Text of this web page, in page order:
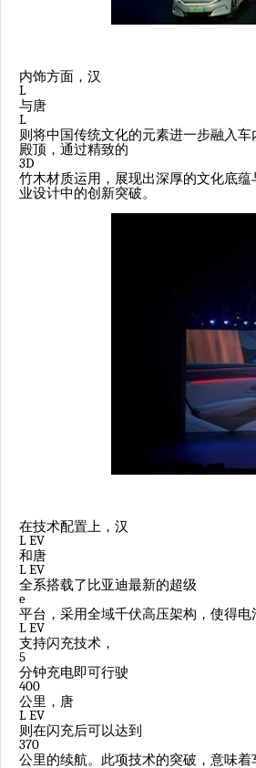
内饰方面，汉
L
与唐
L
则将中国传统文化的元素进一步融入
殿顶，通过精致的
3D
竹木材质运用，展现出深厚的文化底
业设计中的创新突破。
在技术配置上，汉
L EV
和唐
L EV
全系搭载了比亚迪最新的超级
e
平台，采用全域千伏高压架构，使得
L EV
支持闪充技术，
5
分钟充电即可行驶
400
公里，唐
L EV
则在闪充后可以达到
370
公里的续航。此项技术的突破，意味